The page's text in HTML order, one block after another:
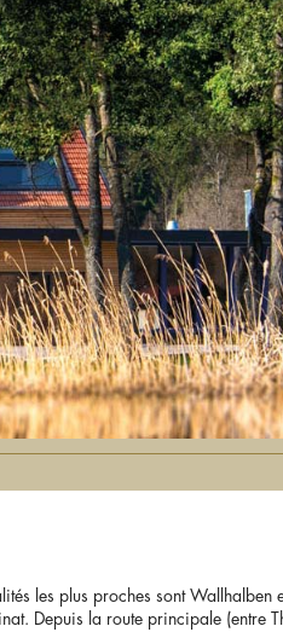
les plus proches sont Wallhalben
Depuis la route principale (entre